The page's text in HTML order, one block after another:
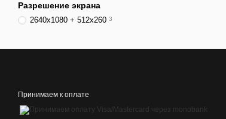
Разрешение экрана
2640x1080 + 512х260 3
Принимаем к оплате